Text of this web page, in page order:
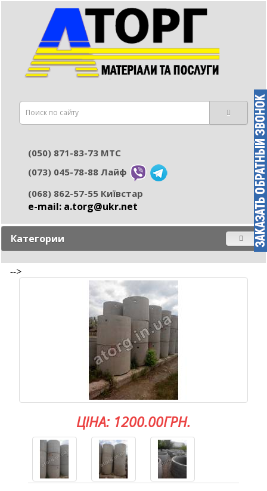
(050) 871-83-73 МТС
(073) 045-78-88 Лайф
(068) 862-57-55 Київстар
e-mail: а.torg@ukr.net
Категории
-->
ЦІНА: 1200.00ГРН.